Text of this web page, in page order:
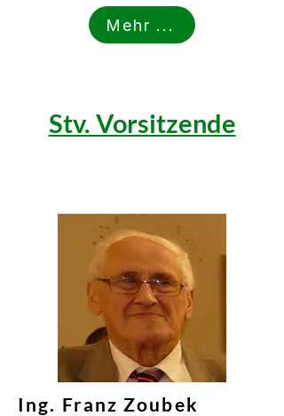
Mehr ...
Stv. Vorsitzende
Ing. Franz Zoubek